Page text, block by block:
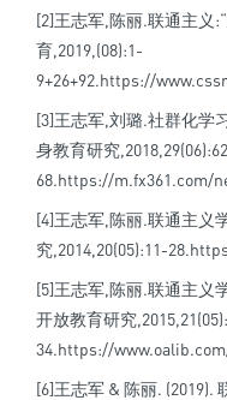
[2]王志军,陈丽.联通主义
育,2019,(08):1-
9+26+92.https://
[3]王志军,刘璐.社群化学
身教育研究
68.https://m.fx361.com/
[4]王志军,陈丽.联通主义
究,2014,20(05):11-28.
[5]王志军,陈丽.联通主义
开放教育研究
34.https://
[6]王志军 & 陈丽. (2019).